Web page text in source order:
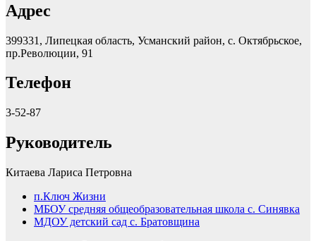
Адрес
399331, Липецкая область, Усманский район, с. Октябрьское,
пр.Революции, 91
Телефон
3-52-87
Руководитель
Китаева Лариса Петровна
п.Ключ Жизни
МБОУ средняя общеобразовательная школа с. Синявка
МДОУ детский сад с. Братовщина